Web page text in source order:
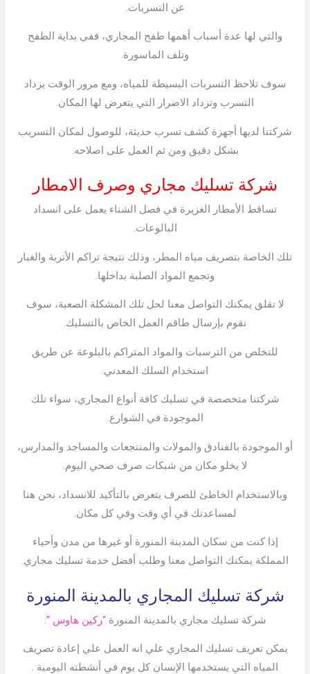
عن التسربات.
والتي لها عدة أسباب أهمها طفح المجاري، ففي بداية الطفح
وتلف الماسورة.
سوف تلاحظ التسربات البسيطة للمياه، ومع مرور الوقت يزداد
التسرب وتزداد الاضرار التي يتعرض لها المكان.
شركتنا لديها أجهزة كشف تسرب حديثة، للوصول لمكان التسريب
بشكل دقيق ومن ثم العمل على اصلاحه.
شركة تسليك مجاري وصرف الامطار
تساقط الأمطار الغزيرة في فصل الشتاء يعمل على انسداد
البالوعات.
تلك الخاصة بتصريف مياه المطر، وذلك نتيجة تراكم الأتربة والغبار
وتجمع المواد الصلبة بداخلها.
لا تقلق يمكنك التواصل معنا لحل تلك المشكلة الصعبة، سوف
نقوم بإرسال طاقم العمل الخاص بالتسليك.
للتخلص من الترسبات والمواد المتراكم بالبلوعة عن طريق
استخدام السلك المعدني.
شركتنا متخصصة في تسليك كافة أنواع المجاري، سواء تلك
الموجودة في الشوارع.
أو الموجودة بالفنادق والمولات والمنتجعات والمساجد والمدارس،
لا يخلو مكان من شبكات صرف صحي اليوم.
وبالاستخدام الخاطئ للصرف يتعرض بالتأكيد للانسداد، نحن هنا
لمساعدتك في أي وقت وفي كل مكان.
إذا كنت من سكان المدينة المنورة أو غيرها من مدن وأحياء
المملكة يمكنك التواصل معنا وطلب أفضل خدمة تسليك مجاري.
شركة تسليك المجاري بالمدينة المنورة
شركة تسليك مجاري بالمدينة المنورة“ركين هاوس ”.
يمكن تعريف تسليك المجاري علي انه العمل علي إعادة تصريف
المياه التي يستخدمها الإنسان كل يوم في أنشطته اليومية .